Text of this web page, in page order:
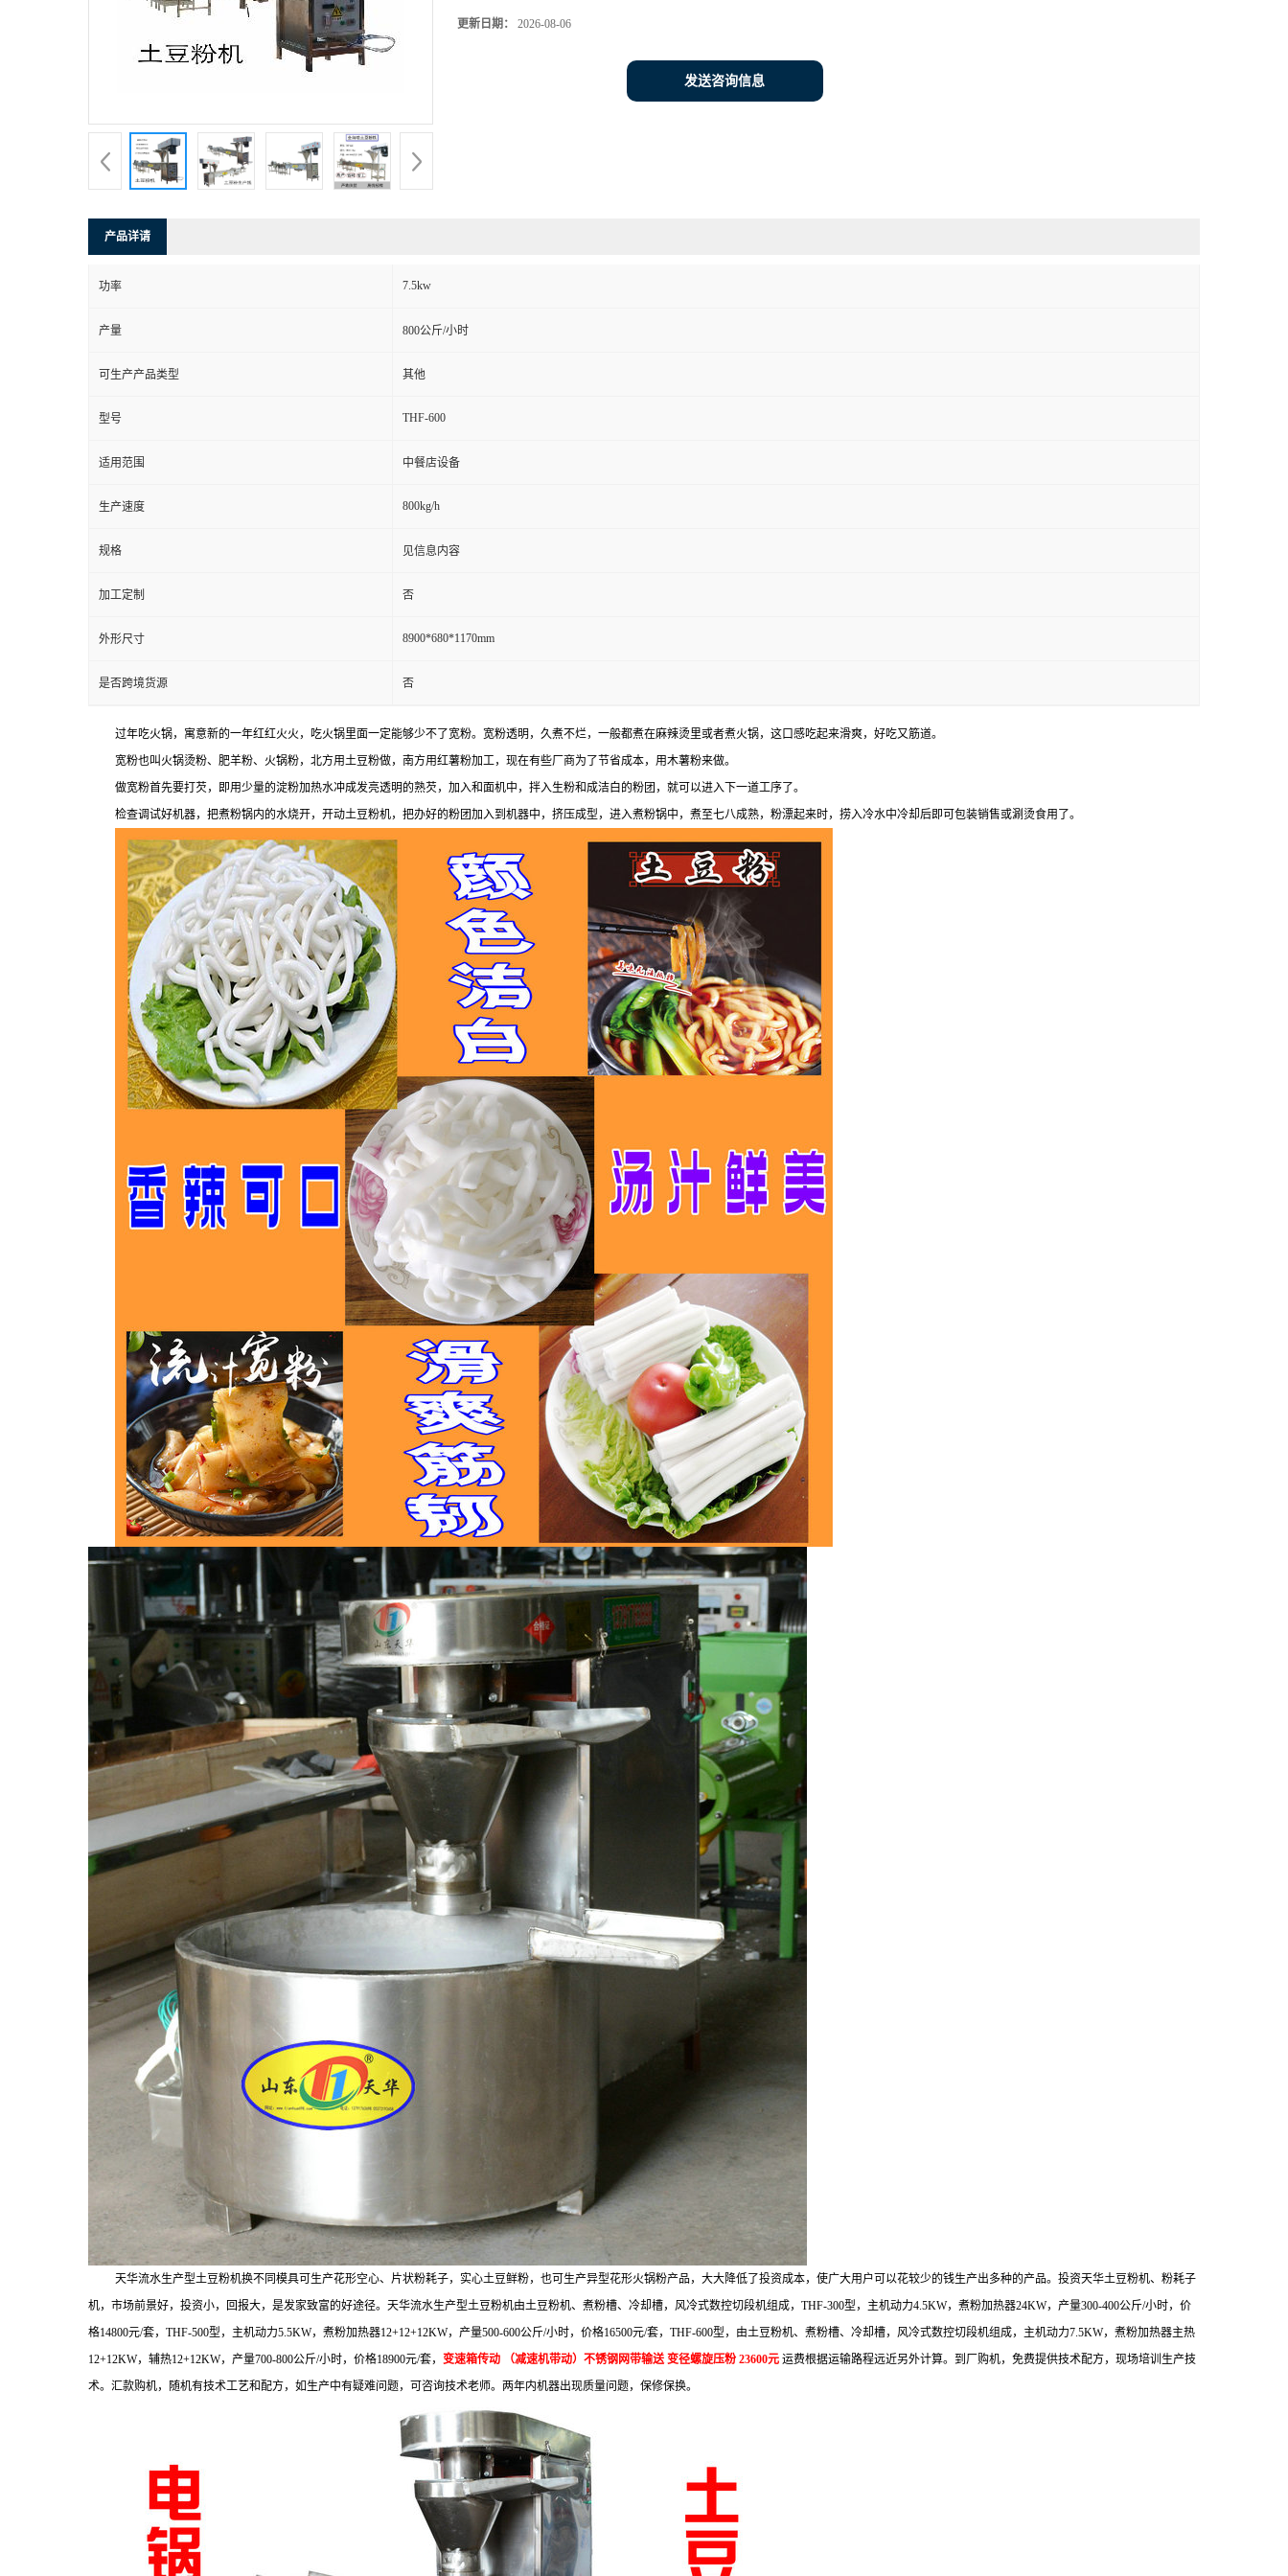
更新日期： 2026-08-06
发送咨询信息
产品详请
功率 7.5kw
产量 800公斤/小时
可生产产品类型 其他
型号 THF-600
适用范围 中餐店设备
生产速度 800kg/h
规格 见信息内容
加工定制 否
外形尺寸 8900*680*1170mm
是否跨境货源 否
过年吃火锅，寓意新的一年红红火火，吃火锅里面一定能够少不了宽粉。宽粉透明，久煮不烂，一般都煮在麻辣烫里或者煮火锅，这口感吃起来滑爽，好吃又筋道。
宽粉也叫火锅烫粉、肥羊粉、火锅粉，北方用土豆粉做，南方用红薯粉加工，现在有些厂商为了节省成本，用木薯粉来做。
做宽粉首先要打芡，即用少量的淀粉加热水冲成发亮透明的熟芡，加入和面机中，拌入生粉和成洁白的粉团，就可以进入下一道工序了。
检查调试好机器，把煮粉锅内的水烧开，开动土豆粉机，把办好的粉团加入到机器中，挤压成型，进入煮粉锅中，煮至七八成熟，粉漂起来时，捞入冷水中冷却后即可包装销售或涮烫食用了。
天华流水生产型土豆粉机换不同模具可生产花形空心、片状粉耗子，实心土豆鲜粉，也可生产异型花形火锅粉产品，大大降低了投资成本，使广大用户可以花较少的钱生产出多种的产品。投资天华土豆粉机、粉耗子
机，市场前景好，投资小，回报大，是发家致富的好途径。天华流水生产型土豆粉机由土豆粉机、煮粉槽、冷却槽，风冷式数控切段机组成， THF-300型，主机动力4.5KW，煮粉加热器24KW，产量300-400公斤/小时，价
格14800元/套， THF-500型，主机动力5.5KW，煮粉加热器12+12+12KW，产量500-600公斤/小时，价格16500元/套， THF-600型，由土豆粉机、煮粉槽、冷却槽，风冷式数控切段机组成，主机动力7.5KW，煮粉加热器主热
12+12KW，辅热12+12KW，产量700-800公斤/小时，价格18900元/套， 变速箱传动 （减速机带动）不锈钢网带输送 变径螺旋压粉 23600元 运费根据运输路程远近另外计算。到厂购机，免费提供技术配方，现场培训生产技
术。汇款购机，随机有技术工艺和配方，如生产中有疑难问题，可咨询技术老师。两年内机器出现质量问题，保修保换。